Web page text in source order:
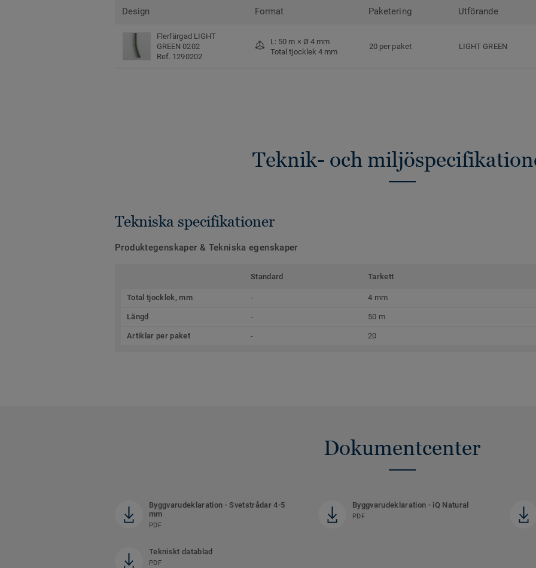
Design Format Paketering Utförande
Flerfärgad LIGHT
GREEN 0202
Ref. 1290202
L: 50 m × Ø 4 mm
Total tjocklek 4 mm
20 per paket LIGHT GREEN
Teknik- och
Tekniska specifikationer
Produktegenskaper & Tekniska egenskaper
Standard Tarkett
Total tjocklek, mm - 4 mm
Längd - 50 m
Artiklar per paket - 20
Dokumentcenter
Byggvarudeklaration - Svetstrådar 4-5
mm
PDF
Byggvarudeklaration - iQ Natural
PDF
Tekniskt datablad
PDF